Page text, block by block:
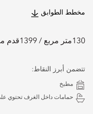
مخطط الطوابق
130متر مربع / 1399قدم
تتضمن أبرز النقاط:
مطبخ
حمامات داخل الغرف تحتوي